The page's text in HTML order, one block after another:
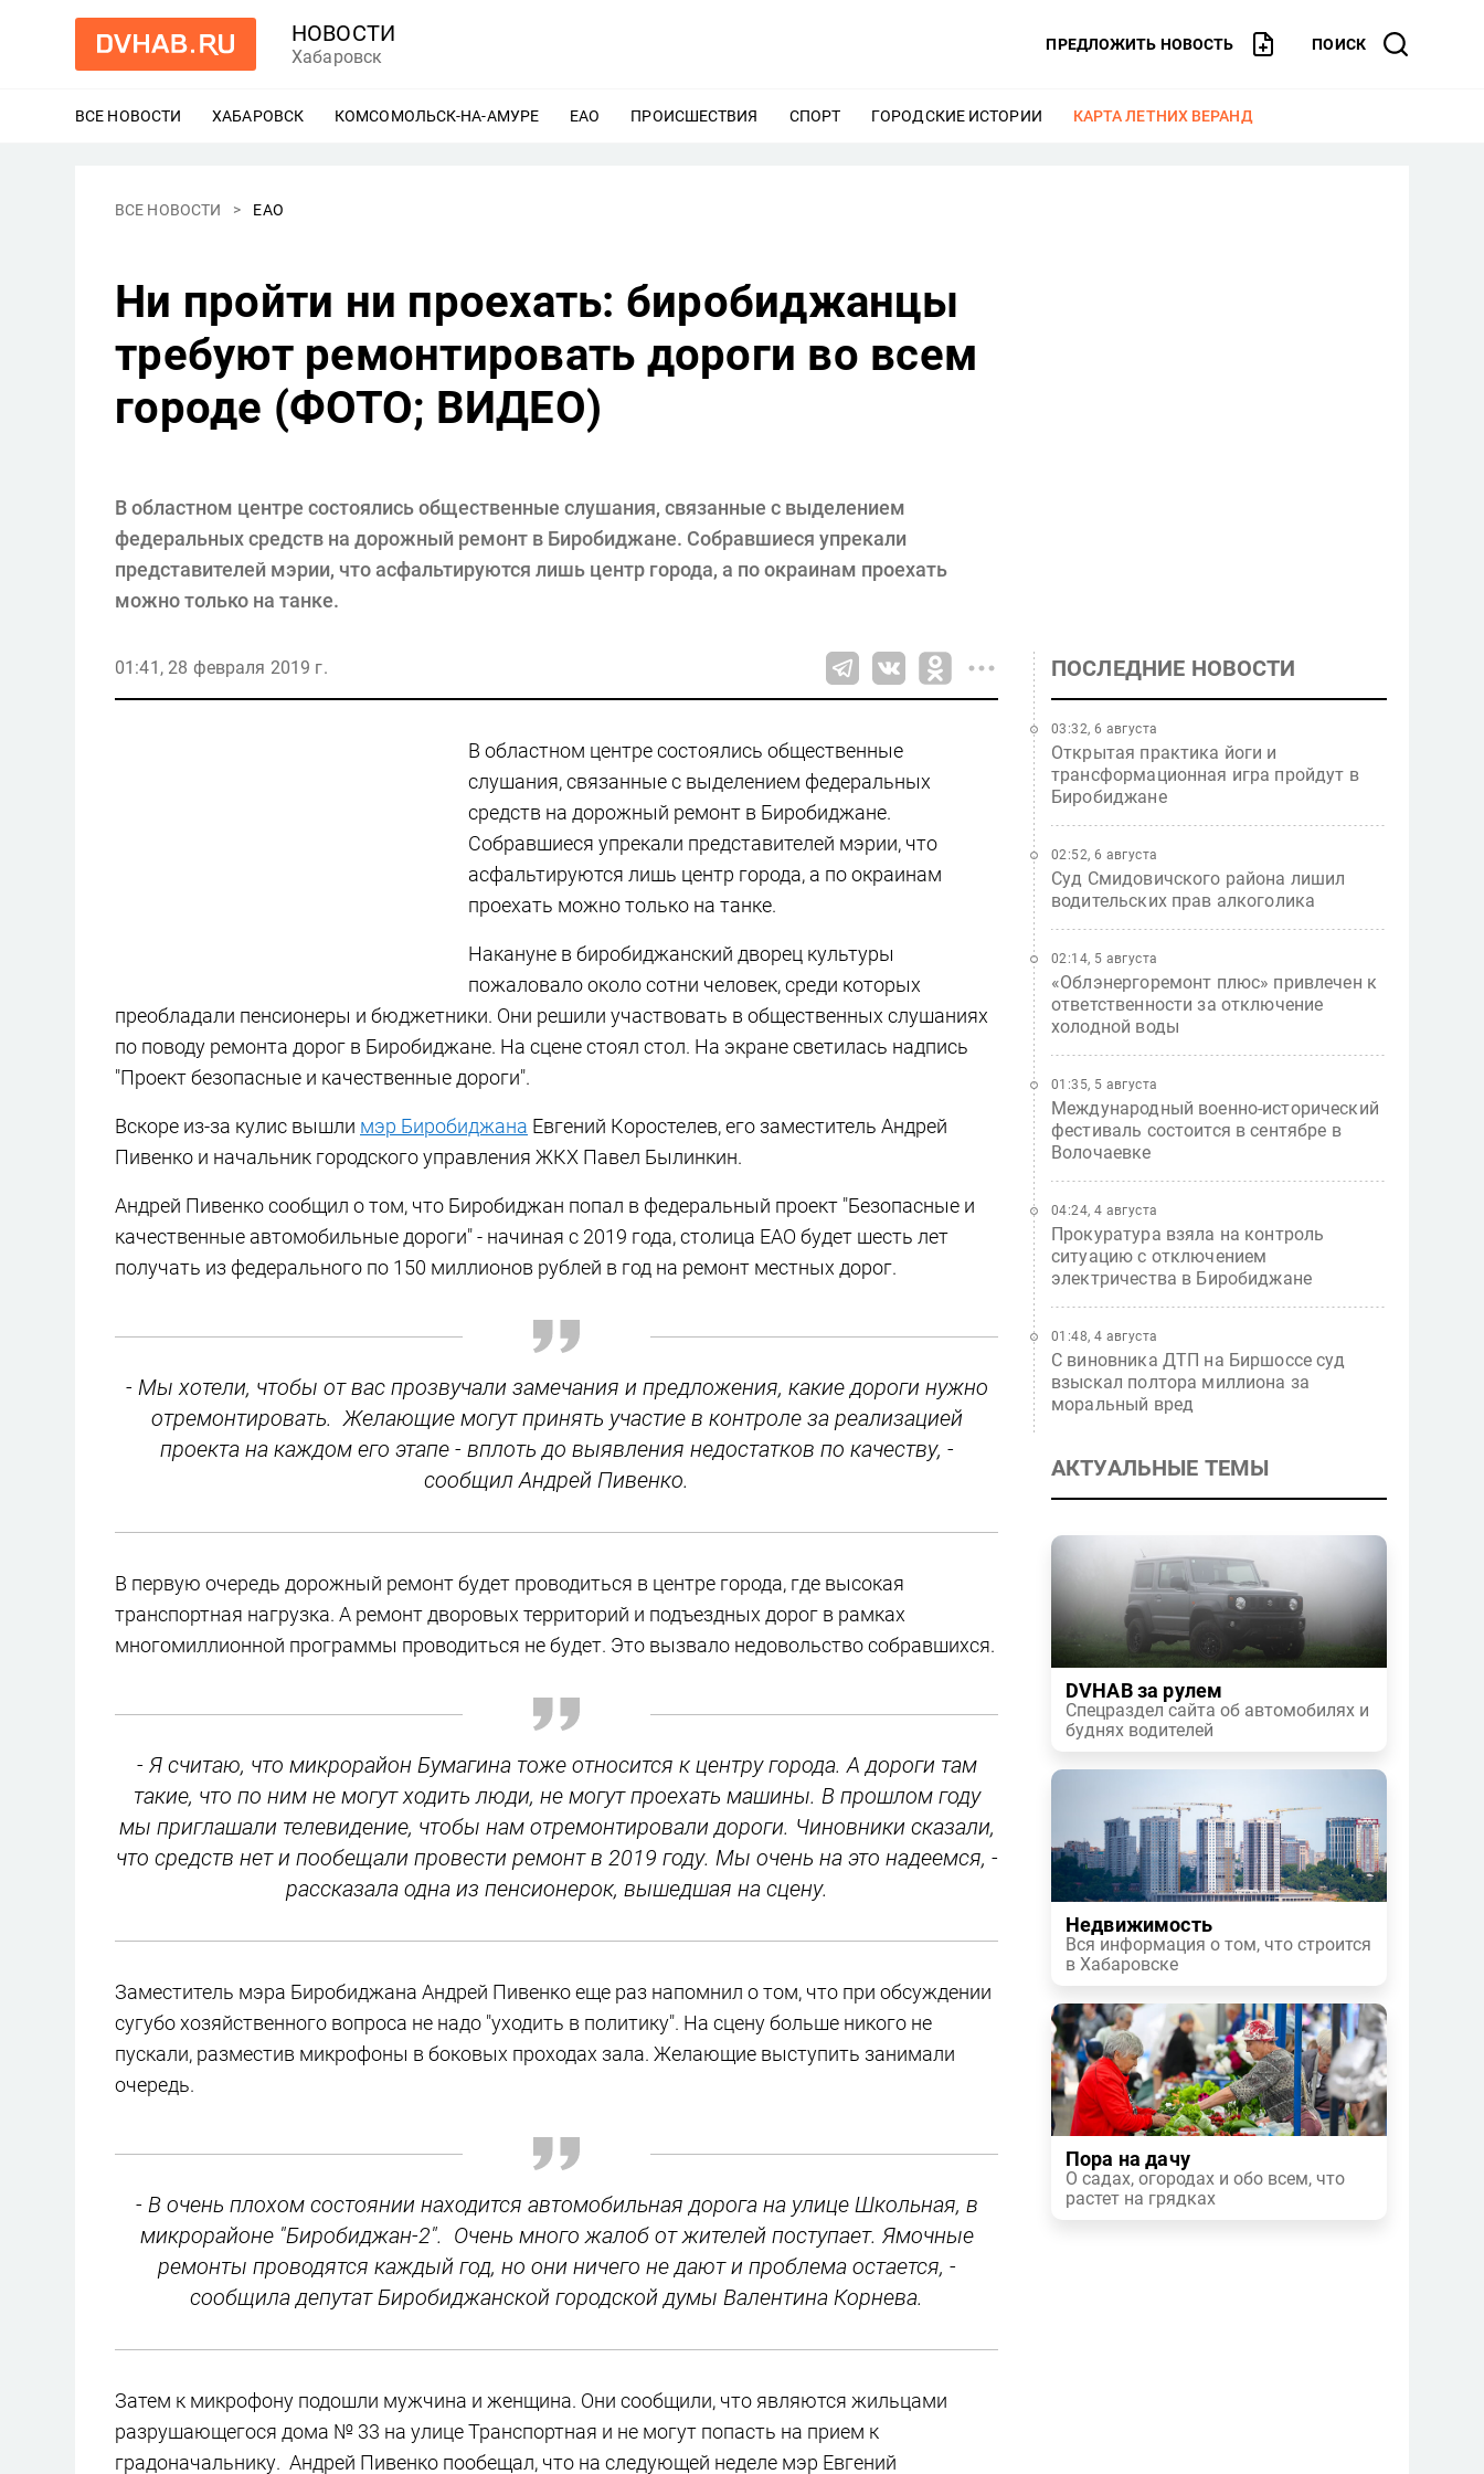
НОВОСТИ
Хабаровск
ПРЕДЛОЖИТЬ НОВОСТЬ ПОИСК
ВСЕ НОВОСТИ ХАБАРОВСК ЕЩЕ
КОМСОМОЛЬСК-НА-АМУРЕ ЕЩЕ
ЕАО ЕЩЕ
ПРОИСШЕСТВИЯ ЕЩЕ
СПОРТ ЕЩЕ
ГОРОДСКИЕ ИСТОРИИ ЕЩЕ
КАРТА ЛЕТНИХ ВЕРАНД
ВСЕ НОВОСТИ ЕАО
Ни пройти ни проехать: биробиджанцы
требуют ремонтировать дороги во всем
городе (ФОТО; ВИДЕО)
В областном центре состоялись общественные слушания, связанные с выделением
федеральных средств на дорожный ремонт в Биробиджане. Собравшиеся упрекали
представителей мэрии, что асфальтируются лишь центр города, а по окраинам проехать
можно только на танке.
01:41, 28 февраля 2019 г.
В областном центре состоялись общественные
слушания, связанные с выделением федеральных
средств на дорожный ремонт в Биробиджане.
Собравшиеся упрекали представителей мэрии, что
асфальтируются лишь центр города, а по окраинам
проехать можно только на танке.
Накануне в биробиджанский дворец культуры
пожаловало около сотни человек, среди которых
преобладали пенсионеры и бюджетники. Они решили участвовать в общественных слушаниях
по поводу ремонта дорог в Биробиджане. На сцене стоял стол. На экране светилась надпись
"Проект безопасные и качественные дороги".
Вскоре из-за кулис вышли мэр Биробиджана Евгений Коростелев, его заместитель Андрей
Пивенко и начальник городского управления ЖКХ Павел Былинкин.
Андрей Пивенко сообщил о том, что Биробиджан попал в федеральный проект "Безопасные и
качественные автомобильные дороги" - начиная с 2019 года, столица ЕАО будет шесть лет
получать из федерального по 150 миллионов рублей в год на ремонт местных дорог.
- Мы хотели, чтобы от вас прозвучали замечания и предложения, какие дороги нужно
отремонтировать. Желающие могут принять участие в контроле за реализацией
проекта на каждом его этапе - вплоть до выявления недостатков по качеству, -
сообщил Андрей Пивенко.
В первую очередь дорожный ремонт будет проводиться в центре города, где высокая
транспортная нагрузка. А ремонт дворовых территорий и подъездных дорог в рамках
многомиллионной программы проводиться не будет. Это вызвало недовольство собравшихся.
- Я считаю, что микрорайон Бумагина тоже относится к центру города. А дороги там
такие, что по ним не могут ходить люди, не могут проехать машины. В прошлом году
мы приглашали телевидение, чтобы нам отремонтировали дороги. Чиновники сказали,
что средств нет и пообещали провести ремонт в 2019 году. Мы очень на это надеемся, -
рассказала одна из пенсионерок, вышедшая на сцену.
Заместитель мэра Биробиджана Андрей Пивенко еще раз напомнил о том, что при обсуждении
сугубо хозяйственного вопроса не надо "уходить в политику". На сцену больше никого не
пускали, разместив микрофоны в боковых проходах зала. Желающие выступить занимали
очередь.
- В очень плохом состоянии находится автомобильная дорога на улице Школьная, в
микрорайоне "Биробиджан-2". Очень много жалоб от жителей поступает. Ямочные
ремонты проводятся каждый год, но они ничего не дают и проблема остается, -
сообщила депутат Биробиджанской городской думы Валентина Корнева.
Затем к микрофону подошли мужчина и женщина. Они сообщили, что являются жильцами
разрушающегося дома № 33 на улице Транспортная и не могут попасть на прием к
градоначальнику. Андрей Пивенко пообещал, что на следующей неделе мэр Евгений
ПОСЛЕДНИЕ НОВОСТИ
Открытая практика йоги и
трансформационная игра пройдут в
Биробиджане
03:32, 6 августа
Суд Смидовичского района лишил
водительских прав алкоголика
02:52, 6 августа
«Облэнергоремонт плюс» привлечен к
ответственности за отключение
холодной воды
02:14, 5 августа
Международный военно-исторический
фестиваль состоится в сентябре в
Волочаевке
01:35, 5 августа
Прокуратура взяла на контроль
ситуацию с отключением
электричества в Биробиджане
04:24, 4 августа
С виновника ДТП на Биршоссе суд
взыскал полтора миллиона за
моральный вред
01:48, 4 августа
АКТУАЛЬНЫЕ ТЕМЫ
DVHAB за рулем
Спецраздел сайта об автомобилях и
буднях водителей
Недвижимость
Вся информация о том, что строится
в Хабаровске
Пора на дачу
О садах, огородах и обо всем, что
растет на грядках